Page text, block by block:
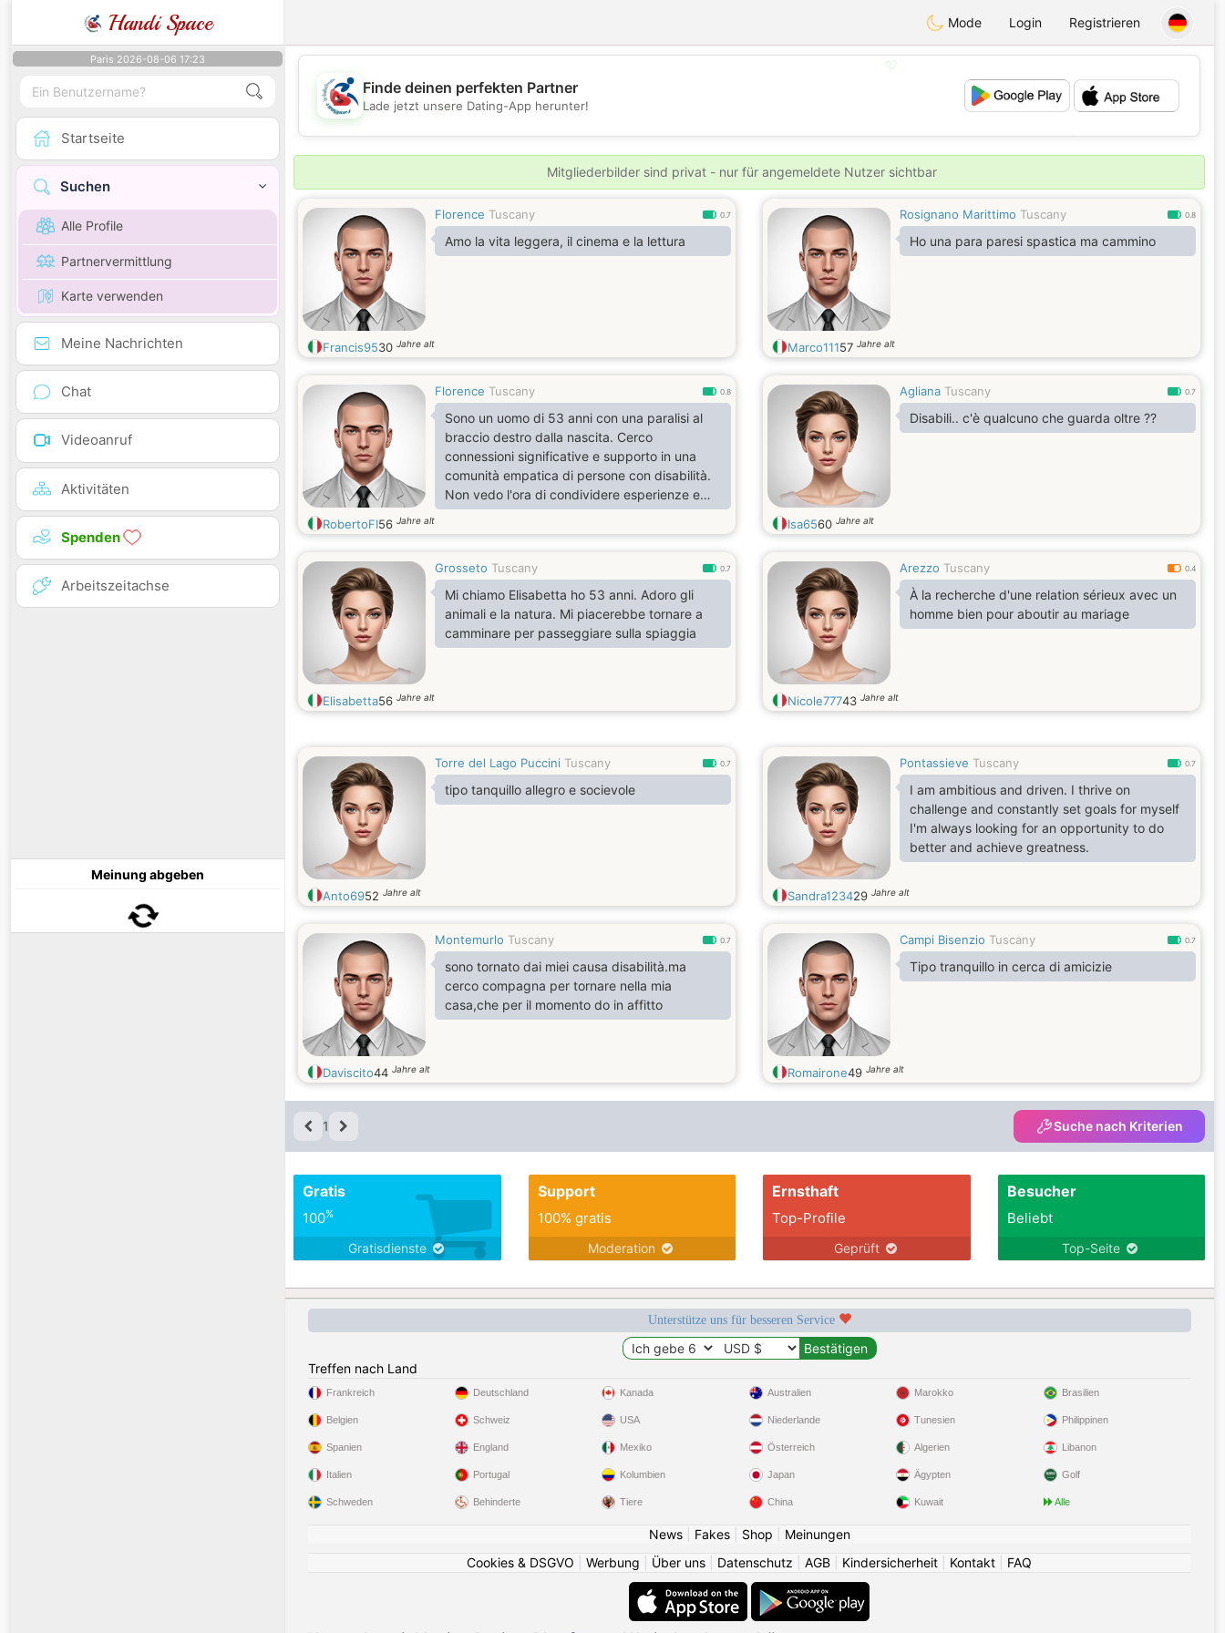
Handi Space Mode Login Registrieren
Paris 2026-08-06 17:23
Startseite
Suchen
Alle Profile
Partnervermittlung
Karte verwenden
Meine Nachrichten
Chat
Videoanruf
Aktivitäten
Spenden
Arbeitszeitachse
Meinung abgeben
💖
💕
Finde deinen perfekten Partner
Lade jetzt unsere Dating-App herunter!
Mitgliederbilder sind privat - nur für angemeldete Nutzer sichtbar
Florence Tuscany 0.7
Amo la vita leggera, il cinema e la lettura
Francis9530 Jahre alt
Rosignano Marittimo Tuscany 0.8
Ho una para paresi spastica ma cammino
Marco11157 Jahre alt
Florence Tuscany 0.8
Sono un uomo di 53 anni con una paralisi al
braccio destro dalla nascita. Cerco
connessioni significative e supporto in una
comunità empatica di persone con disabilità.
Non vedo l'ora di condividere esperienze e
conversazioni stimolanti con voi.
RobertoFI56 Jahre alt
Agliana Tuscany 0.7
Disabili.. c'è qualcuno che guarda oltre ??
Isa6560 Jahre alt
Grosseto Tuscany 0.7
Mi chiamo Elisabetta ho 53 anni. Adoro gli
animali e la natura. Mi piacerebbe tornare a
camminare per passeggiare sulla spiaggia
Elisabetta56 Jahre alt
Arezzo Tuscany 0.4
À la recherche d'une relation sérieux avec un
homme bien pour aboutir au mariage
Nicole77743 Jahre alt
Torre del Lago Puccini Tuscany 0.7
tipo tanquillo allegro e socievole
Anto6952 Jahre alt
Pontassieve Tuscany 0.7
I am ambitious and driven. I thrive on
challenge and constantly set goals for myself
I'm always looking for an opportunity to do
better and achieve greatness.
Sandra123429 Jahre alt
Montemurlo Tuscany 0.7
sono tornato dai miei causa disabilità.ma
cerco compagna per tornare nella mia
casa,che per il momento do in affitto
Daviscito44 Jahre alt
Campi Bisenzio Tuscany 0.7
Tipo tranquillo in cerca di amicizie
Romairone49 Jahre alt
1 Suche nach Kriterien
Gratis
100%
Gratisdienste
Support
100% gratis
Moderation
Ernsthaft
Top-Profile
Geprüft
Besucher
Beliebt
Top-Seite
Unterstütze uns für besseren Service
Treffen nach Land
Frankreich
Belgien
Spanien
Italien
Schweden
Deutschland
Schweiz
England
Portugal
Behinderte
Kanada
USA
Mexiko
Kolumbien
Tiere
Australien
Niederlande
Österreich
Japan
China
Marokko
Tunesien
Algerien
Ägypten
Kuwait
Brasilien
Philippinen
Libanon
Golf
Alle
News| Fakes| Shop
Meinungen
Cookies & DSGVO
Werbung Über uns Datenschutz AGB Kindersicherheit Kontakt FAQ